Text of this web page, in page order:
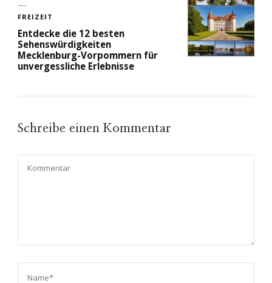
FREIZEIT
Entdecke die 12 besten
Sehenswürdigkeiten
Mecklenburg-Vorpommern für
unvergessliche Erlebnisse
Schreibe einen Kommentar